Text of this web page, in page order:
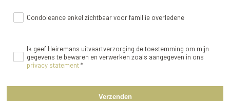
Condoleance enkel zichtbaar voor famillie overledene
Ik geef Heiremans uitvaartverzorging de toestemming om mijn
gegevens te bewaren en verwerken zoals aangegeven in ons
privacy statement*
Verzenden